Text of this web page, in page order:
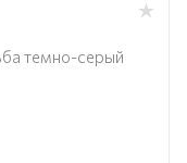
темно-серый